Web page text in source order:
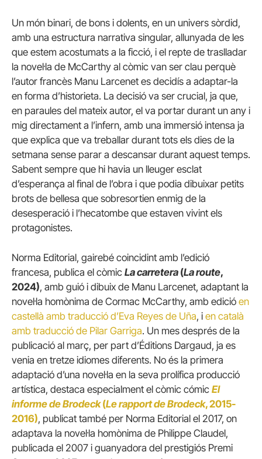
Un món binari, de bons i dolents, en un univers sòrdid,
amb una estructura narrativa singular, allunyada de les
que estem acostumats a la ficció, i el repte de traslladar
la novel·la de McCarthy al còmic van ser clau perquè
l’autor francès Manu Larcenet es decidís a adaptar-la
en forma d’historieta. La decisió va ser crucial, ja que,
en paraules del mateix autor, el va portar durant un any i
mig directament a l’infern, amb una immersió intensa ja
que explica que va treballar durant tots els dies de la
setmana sense parar a descansar durant aquest temps.
Sabent sempre que hi havia un lleuger esclat
d’esperança al final de l’obra i que podia dibuixar petits
brots de bellesa que sobresortien enmig de la
desesperació i l’hecatombe que estaven vivint els
protagonistes.
Norma Editorial, gairebé coincidint amb l’edició
francesa, publica el còmic La carretera (La route,
2024), amb guió i dibuix de Manu Larcenet, adaptant la
novel·la homònima de Cormac McCarthy, amb edició en
castellà amb traducció d’Eva Reyes de Uña, i en català
amb traducció de Pilar Garriga. Un mes després de la
publicació al març, per part d’Éditions Dargaud, ja es
venia en tretze idiomes diferents. No és la primera
adaptació d’una novel·la en la seva prolífica producció
artística, destaca especialment el còmic cómic El
informe de Brodeck(Le rapport de Brodeck, 2015-
2016), publicat també per Norma Editorial el 2017, on
adaptava la novel·la homònima de Philippe Claudel,
publicada el 2007 i guanyadora del prestigiós Premi